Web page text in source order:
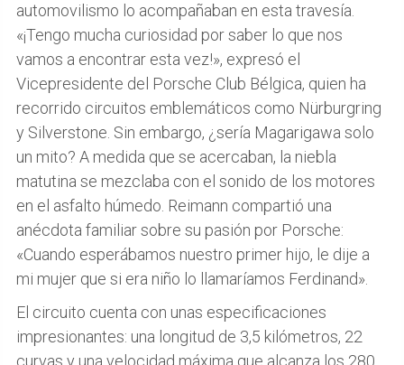
automovilismo lo acompañaban en esta travesía.
«¡Tengo mucha curiosidad por saber lo que nos
vamos a encontrar esta vez!», expresó el
Vicepresidente del Porsche Club Bélgica, quien ha
recorrido circuitos emblemáticos como Nürburgring
y Silverstone. Sin embargo, ¿sería Magarigawa solo
un mito? A medida que se acercaban, la niebla
matutina se mezclaba con el sonido de los motores
en el asfalto húmedo. Reimann compartió una
anécdota familiar sobre su pasión por Porsche:
«Cuando esperábamos nuestro primer hijo, le dije a
mi mujer que si era niño lo llamaríamos Ferdinand».
El circuito cuenta con unas especificaciones
impresionantes: una longitud de 3,5 kilómetros, 22
curvas y una velocidad máxima que alcanza los 280